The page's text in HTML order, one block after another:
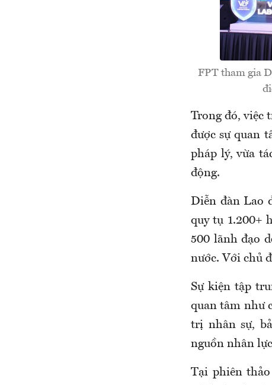
FPT tham gia
Trong đó, việc
được sự quan
pháp lý, vừa
động.
Diễn đàn Lao
quy tụ 1.200+
500 lãnh đạo
nước. Với chủ
Sự kiện tập
quan tâm như
trị nhân sự,
nguồn nhân
Tại phiên